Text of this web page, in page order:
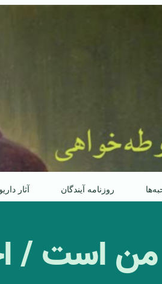
روزنامه آیندگان آثار
است /